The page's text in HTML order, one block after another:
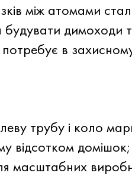
між атомами
димоходи
в
трубу і коло
відсотком
масштабних